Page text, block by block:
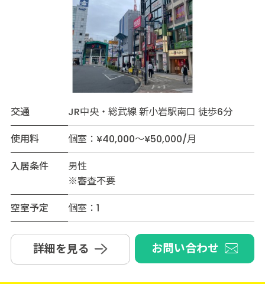
交通
JR中央・総武線 新小岩駅南口 徒歩6分
使用料
個室：¥40,000～¥50,000/月
入居条件
男性
※審査不要
空室予定
個室：1
詳細を見る お問い合わせ